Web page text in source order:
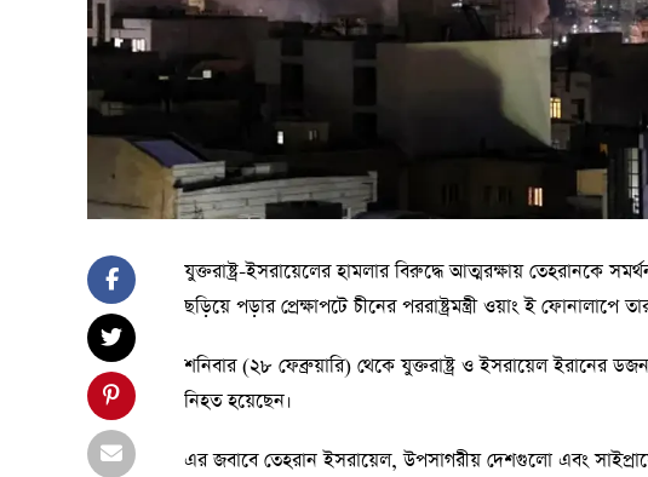
যুক্তরাষ্ট্র-ইসরায়েলের হামলার বিরুদ্ধে আত্মরক্ষায় তেহরানকে
ছড়িয়ে পড়ার প্রেক্ষাপটে চীনের পররাষ্ট্রমন্ত্রী ওয়াং ই
শনিবার (২৮ ফেব্রুয়ারি) থেকে যুক্তরাষ্ট্র ও ইসরায়েল ইরানের
নিহত হয়েছেন।
এর জবাবে তেহরান ইসরায়েল, উপসাগরীয় দেশগুলো এবং